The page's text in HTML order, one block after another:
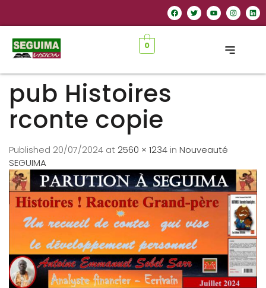
0
pub Histoires
rconte copie
Published 20/07/2024 at 2560 × 1234 in Nouveauté
SEGUIMA